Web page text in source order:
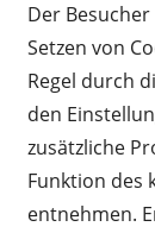
Der
Setzen von
Regel durch
den
zusätzliche
Funktion des
entnehmen.